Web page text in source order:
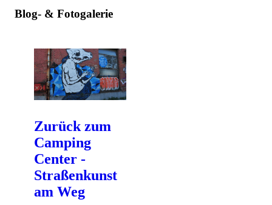
Blog- & Fotogalerie
Zurück zum
Camping
Center -
Straßenkunst
am Weg